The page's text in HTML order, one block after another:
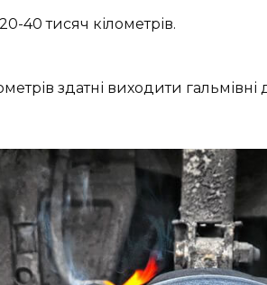
40 тисяч кілометрів.
здатні виходити